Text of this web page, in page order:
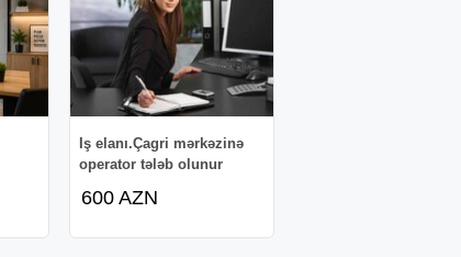
Iş elanı.Çagri mərkəzinə
operator tələb olunur
600 AZN